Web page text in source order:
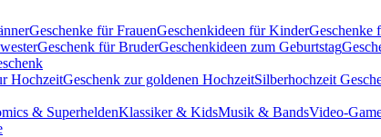
Geschenke für FrauenGeschenkideen für KinderGeschenke
Geschenk für BruderGeschenkideen zum Geburtstag
HochzeitGeschenk zur goldenen HochzeitSilberhochzeit
& SuperheldenKlassiker & KidsMusik & BandsVideo-